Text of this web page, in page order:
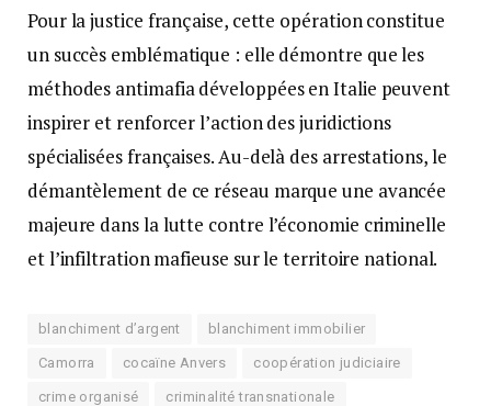
Pour la justice française, cette opération constitue
un succès emblématique : elle démontre que les
méthodes antimafia développées en Italie peuvent
inspirer et renforcer l’action des juridictions
spécialisées françaises. Au-delà des arrestations, le
démantèlement de ce réseau marque une avancée
majeure dans la lutte contre l’économie criminelle
et l’infiltration mafieuse sur le territoire national.
blanchiment d’argent blanchiment immobilier
Camorra cocaïne Anvers coopération judiciaire
crime organisé criminalité transnationale